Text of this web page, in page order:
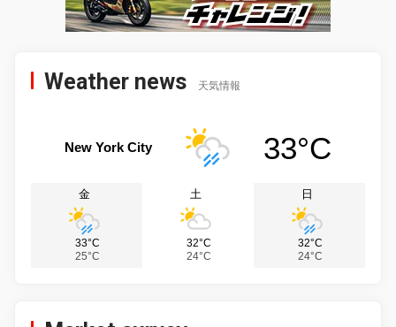
Weather news 天気情報
New York City 33°C
金
33°C
25°C
土
32°C
24°C
日
32°C
24°C